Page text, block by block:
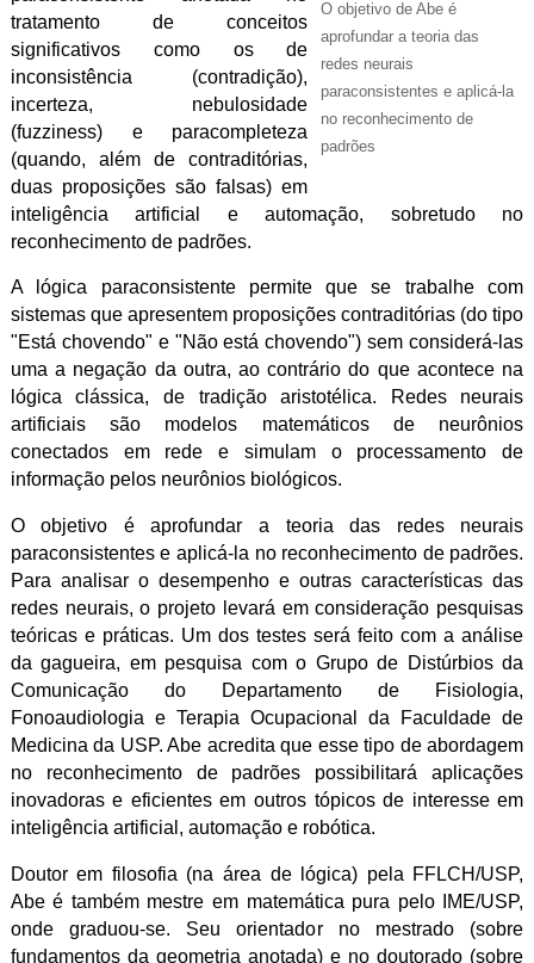
O objetivo de Abe é
aprofundar a teoria das
redes neurais
paraconsistentes e aplicá-la
no reconhecimento de
padrões
tratamento de conceitos
significativos como os de
inconsistência (contradição),
incerteza, nebulosidade
(fuzziness) e paracompleteza
(quando, além de contraditórias,
duas proposições são falsas) em
inteligência artificial e automação, sobretudo no
reconhecimento de padrões.
A lógica paraconsistente permite que se trabalhe com
sistemas que apresentem proposições contraditórias (do tipo
"Está chovendo" e "Não está chovendo") sem considerá-las
uma a negação da outra, ao contrário do que acontece na
lógica clássica, de tradição aristotélica. Redes neurais
artificiais são modelos matemáticos de neurônios
conectados em rede e simulam o processamento de
informação pelos neurônios biológicos.
O objetivo é aprofundar a teoria das redes neurais
paraconsistentes e aplicá-la no reconhecimento de padrões.
Para analisar o desempenho e outras características das
redes neurais, o projeto levará em consideração pesquisas
teóricas e práticas. Um dos testes será feito com a análise
da gagueira, em pesquisa com o Grupo de Distúrbios da
Comunicação do Departamento de Fisiologia,
Fonoaudiologia e Terapia Ocupacional da Faculdade de
Medicina da USP. Abe acredita que esse tipo de abordagem
no reconhecimento de padrões possibilitará aplicações
inovadoras e eficientes em outros tópicos de interesse em
inteligência artificial, automação e robótica.
Doutor em filosofia (na área de lógica) pela FFLCH/USP,
Abe é também mestre em matemática pura pelo IME/USP,
onde graduou-se. Seu orientador no mestrado (sobre
fundamentos da geometria anotada) e no doutorado (sobre